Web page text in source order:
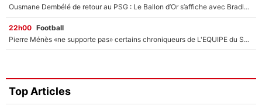
Ousmane Dembélé de retour au PSG : Le Ballon d’Or s’affiche avec Bradley Barcola en plein cœur du feuilleton sur son départ !
22h00 Football
Pierre Ménès «ne supporte pas» certains chroniqueurs de L'EQUIPE du Soir : Ils vont tous partir !
Top Articles